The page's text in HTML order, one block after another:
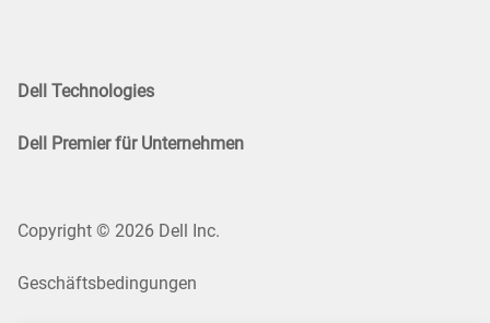
Dell Technologies
Dell Premier für Unternehmen
Copyright © 2026 Dell Inc.
Geschäftsbedingungen